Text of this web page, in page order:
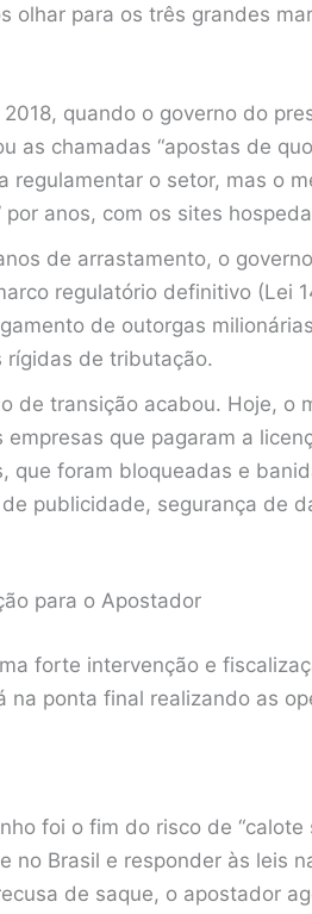
olhar para os três grandes
quando o governo do
as chamadas “apostas de
regulamentar o setor, mas o
anos, com os sites
de arrastamento, o
regulatório definitivo (Lei
de outorgas
rígidas de tributação.
de transição acabou. Hoje, o
que pagaram a
que foram bloqueadas e
publicidade, segurança de
para o Apostador
forte intervenção e
ponta final realizando as
foi o fim do risco de “calote
no Brasil e responder às leis
de saque, o apostador